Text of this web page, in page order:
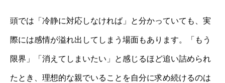
頭では「冷静に対応しなければ」と分かっていても、実
際には感情が溢れ出してしまう場面もあります。「もう
限界」「消えてしまいたい」と感じるほど追い詰められ
たとき、理想的な親でいることを自分に求め続けるのは